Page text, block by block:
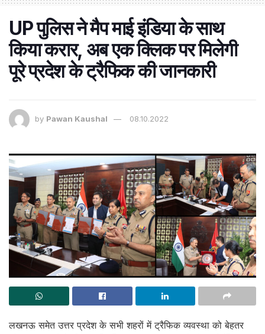
UP पुलिस ने मैप माई इंडिया के साथ
किया करार, अब एक क्लिक पर मिलेगी
पूरे प्रदेश के ट्रैफिक की जानकारी
by Pawan Kaushal 08.10.2022
लखनऊ समेत उत्तर प्रदेश के सभी शहरों में ट्रैफिक व्यवस्था को बेहतर